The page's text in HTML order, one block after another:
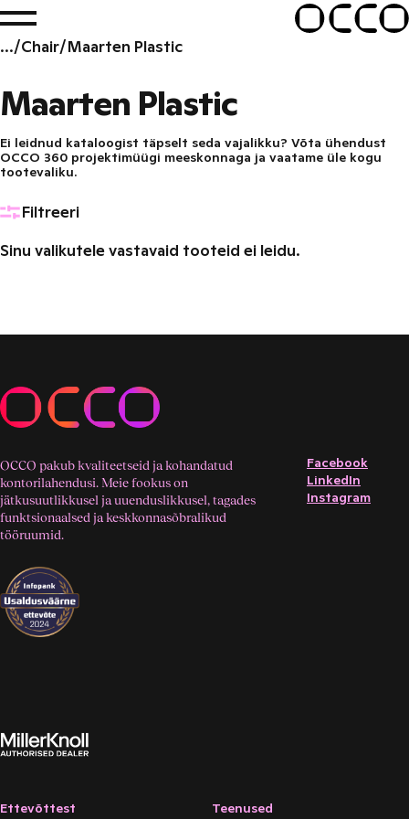
Skip
to
content
/Chair/Maarten Plastic
Maarten Plastic
Ei leidnud kataloogist täpselt seda vajalikku? Võta ühendust
OCCO 360 projektimüügi meeskonnaga ja vaatame üle kogu
tootevaliku.
Filtreeri
Muud tooted
Kapid ja hoiustamine
Telefoniboksid
Akustika
Tahvlid
Sinu valikutele vastavaid tooteid ei leidu.
OCCO pakub kvaliteetseid ja kohandatud
kontorilahendusi. Meie fookus on
jätkusuutlikkusel ja uuenduslikkusel, tagades
funktsionaalsed ja keskkonnasõbralikud
tööruumid.
Facebook
LinkedIn
Instagram
Ettevõttest Teenused